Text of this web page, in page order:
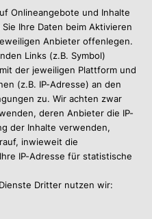
Onlineangebote und Inhalte
Ihre Daten beim Aktivieren
Anbieter offenlegen.
Links (z.B. Symbol)
der jeweiligen Plattform und
(z.B. IP-Adresse) an den
zu. Wir achten zwar
deren Anbieter die IP-
der Inhalte verwenden,
inwieweit die
IP-Adresse für statistische
Dritter nutzen wir: